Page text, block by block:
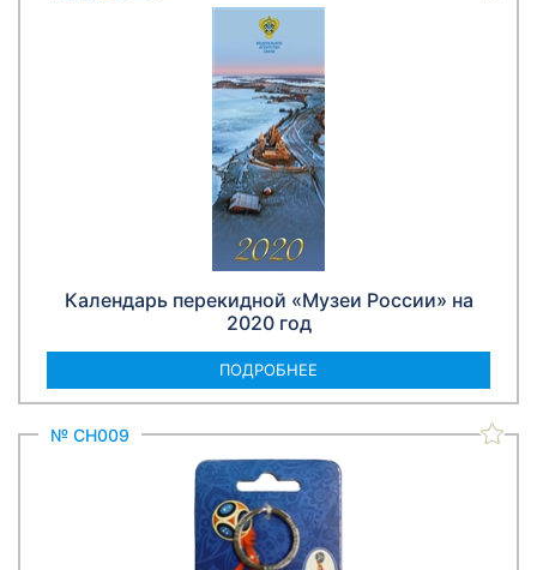
Календарь перекидной «Музеи России» на
2020 год
ПОДРОБНЕЕ
№ СН009